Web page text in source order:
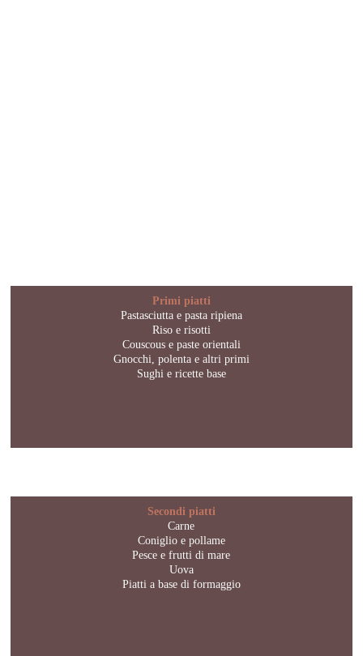
Primi piatti
Pastasciutta e pasta ripiena
Riso e risotti
Couscous e paste orientali
Gnocchi, polenta e altri primi
Sughi e ricette base
Secondi piatti
Carne
Coniglio e pollame
Pesce e frutti di mare
Uova
Piatti a base di formaggio